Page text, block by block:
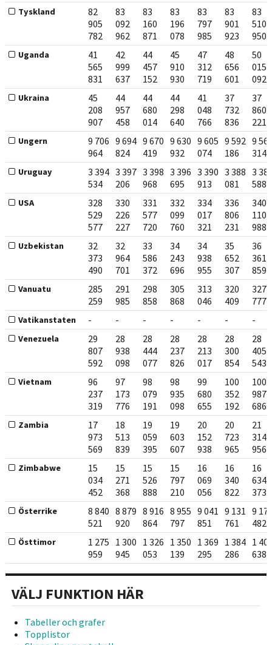
Tyskland
82
905
782
83
092
962
83
160
871
83
196
078
83
797
985
83
901
923
83
510
950
Uganda
41
565
831
42
999
637
44
457
152
45
910
930
47
312
719
48
656
601
50
015
092
Ukraina
45
208
907
44
957
458
44
680
014
44
298
640
41
048
766
37
732
836
37
860
221
Ungern
9 706
964
9 694
824
9 670
419
9 630
932
9 605
074
9 592
186
9
314
Uruguay
3 394
534
3 397
206
3 398
968
3 396
695
3 390
913
3 388
081
3
588
USA
328
529
577
330
226
227
331
577
720
332
099
760
334
017
321
336
806
231
340
110
988
Uzbekistan
32
373
490
32
964
701
33
586
372
34
243
696
34
938
955
35
652
307
36
361
859
Vanuatu
285
259
291
985
298
858
305
868
313
046
320
409
327
777
Vatikanstaten - - - - - - -
Venezuela
29
807
592
28
938
098
28
444
077
28
237
826
28
213
017
28
300
854
28
405
543
Vietnam
96
237
319
97
173
776
98
079
191
98
935
098
99
680
655
100
352
192
100
987
686
Zambia
17
973
569
18
513
839
19
059
395
19
603
607
20
152
938
20
723
965
21
314
956
Zimbabwe
15
034
452
15
271
368
15
526
888
15
797
210
16
069
056
16
340
822
16
634
373
Österrike
8 840
521
8 879
920
8 916
864
8 955
797
9 041
851
9 131
761
9
482
Östtimor
1 275
959
1 300
945
1 326
053
1 350
139
1 369
295
1 384
286
1
638
VÄLJ FUNKTION HÄR
Tabeller och grafer
Topplistor